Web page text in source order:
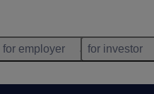
for employer for investor